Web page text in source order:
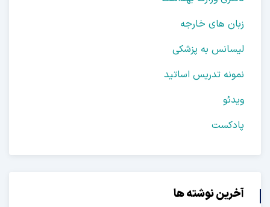
زبان های خارجه
لیسانس به پزشکی
نمونه تدریس اساتید
ویدئو
پادکست
آخرین نوشته ها